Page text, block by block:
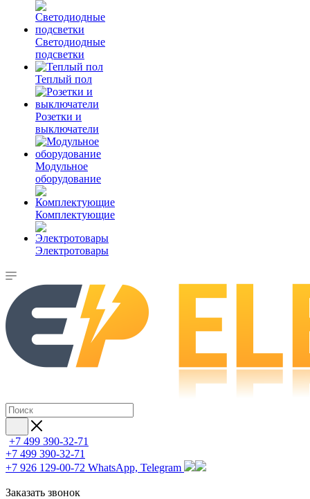
Светодиодные
подсветки
Теплый пол
Розетки и
выключатели
Модульное
оборудование
Комплектующие
Электротовары
+7 499 390-32-71
+7 499 390-32-71
+7 926 129-00-72 WhatsApp, Telegram
Заказать звонок